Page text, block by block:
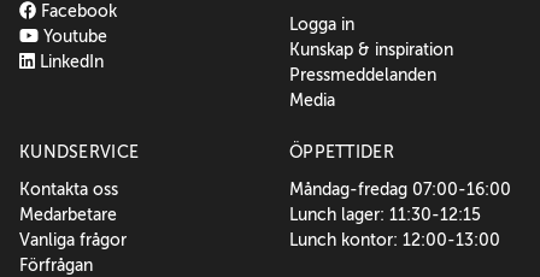
Facebook
Youtube
LinkedIn
Logga in
Kunskap & inspiration
Pressmeddelanden
Media
KUNDSERVICE
Kontakta oss
Medarbetare
Vanliga frågor
Förfrågan
ÖPPETTIDER
Måndag-fredag 07:00-16:00
Lunch lager: 11:30-12:15
Lunch kontor: 12:00-13:00